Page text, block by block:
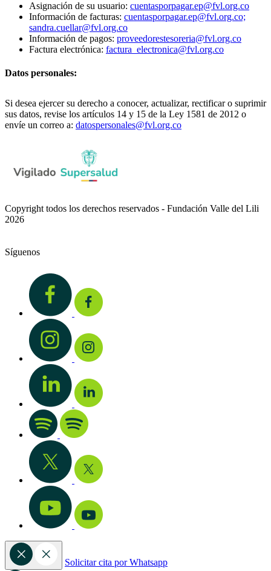
Asignación de su usuario: cuentasporpagar.ep@fvl.org.co
Información de facturas: cuentasporpagar.ep@fvl.org.co;
sandra.cuellar@fvl.org.co
Información de pagos: proveedorestesoreria@fvl.org.co
Factura electrónica: factura_electronica@fvl.org.co
Datos personales:
Si desea ejercer su derecho a conocer, actualizar, rectificar o suprimir
sus datos, revise los artículos 14 y 15 de la Ley 1581 de 2012 o
envíe un correo a: datospersonales@fvl.org.co
Copyright todos los derechos reservados - Fundación Valle del Lili
2026
Síguenos
Solicitar cita por Whatsapp